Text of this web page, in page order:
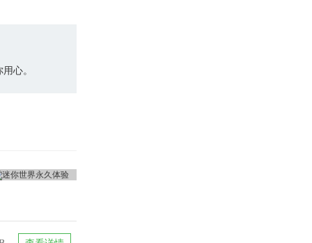
心。